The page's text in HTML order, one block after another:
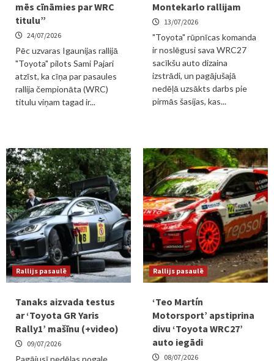
mēs cīnāmies par WRC
titulu”
24/07/2026
Pēc uzvaras Igaunijas rallijā
"Toyota" pilots Sami Pajari
atzīst, ka cīņa par pasaules
rallija čempionāta (WRC)
titulu viņam tagad ir...
Montekarlo rallijam
13/07/2026
"Toyota" rūpnīcas komanda
ir noslēgusi sava WRC27
sacīkšu auto dizaina
izstrādi, un pagājušajā
nedēļā uzsākts darbs pie
pirmās šasijas, kas...
Rallijs pasaulē
Tanaks aizvada testus
ar ‘Toyota GR Yaris
Rally1’ mašīnu (+video)
09/07/2026
Pagājusī nedēļas nogale
Rallijs pasaulē
‘Teo Martín
Motorsport’ apstiprina
divu ‘Toyota WRC27’
auto iegādi
08/07/2026